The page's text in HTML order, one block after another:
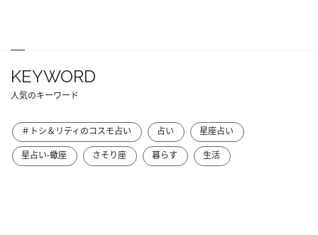
KEYWORD
人気のキーワード
＃トシ＆リティのコスモ占い 占い
星座占い
星占い-蠍座
さそり座 暮らす 生活